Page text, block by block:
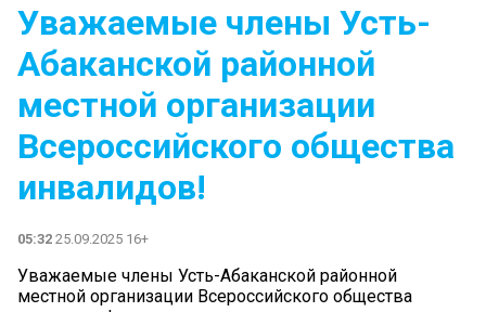
Уважаемые члены Усть-
Абаканской районной
местной организации
Всероссийского общества
инвалидов!
05:32 25.09.2025 16+
Уважаемые члены Усть-Абаканской районной
местной организации Всероссийского общества